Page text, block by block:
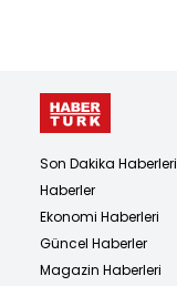
Son Dakika Haberleri
Haberler
Ekonomi Haberleri
Güncel Haberler
Magazin Haberleri